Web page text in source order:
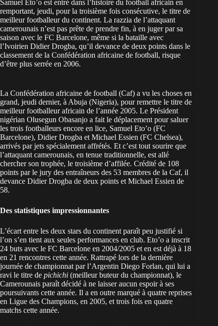
Samuel Eto’o est entré dans l’histoire du football africain en
remportant, jeudi, pour la troisième fois consécutive, le titre de
meilleur footballeur du continent. La razzia de l’attaquant
camerounais n’est pas prête de prendre fin, à en juger par sa
saison avec le FC Barcelone, même si la bataille avec
l’Ivoirien Didier Drogba, qu’il devance de deux points dans le
classement de la Confédération africaine de football, risque
d’être plus serrée en 2006.
La Confédération africaine de football (Caf) a vu les choses en
grand, jeudi dernier, à Abuja (Nigeria), pour remettre le titre de
meilleur footballeur africain de l’année 2005. Le Président
nigérian Olusegun Obasanjo a fait le déplacement pour saluer
les trois footballeurs encore en lice, Samuel Eto’o (FC
Barcelone), Didier Drogba et Michael Essien (FC Chelsea),
arrivés par jets spécialement affrétés. Et c’est tout sourire que
l’attaquant camerounais, en tenue traditionnelle, est allé
chercher son trophée, le troisième d’affilée. Crédité de 108
points par le jury des entraîneurs des 53 membres de la Caf, il
devance Didier Drogba de deux points et Michael Essien de
58.
Des statistiques impressionnantes
L’écart entre les deux stars du continent paraît peu justifié si
l’on s’en tient aux seules performances en club. Eto’o a inscrit
24 buts avec le FC Barcelone en 2004/2005 et en est déjà à 18
en 21 rencontres cette année. Rattrapé lors de la dernière
journée de championnat par l’Argentin Diego Forlan, qui lui a
ravi le titre de pichichi (meilleur buteur du championnat), le
Camerounais paraît décidé à ne laisser aucun espoir à ses
poursuivants cette année. Il a en outre marqué à quatre reprises
en Ligue des Champions, en 2005, et trois fois en quatre
matchs cette année.